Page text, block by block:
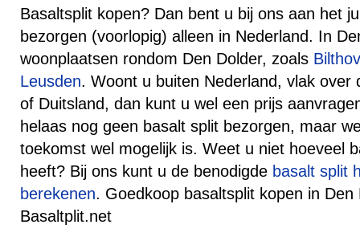
Basaltsplit kopen? Dan bent u bij ons aan het
bezorgen (voorlopig) alleen in Nederland. In
woonplaatsen rondom Den Dolder, zoals
Leusden. Woont u buiten Nederland, vlak over
of Duitsland, dan kunt u wel een prijs
helaas nog geen basalt split bezorgen, maar
toekomst wel mogelijk is. Weet u niet hoeveel
heeft? Bij ons kunt u de benodigde basalt split
berekenen. Goedkoop basaltsplit kopen in Den
Basaltplit.net